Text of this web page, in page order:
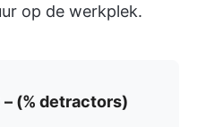
op de werkplek.
(% detractors)